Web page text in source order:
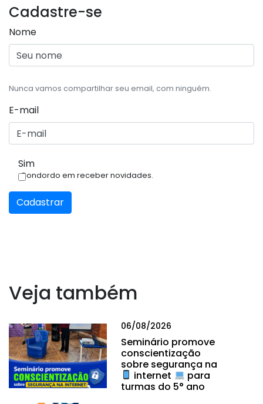
Cadastre-se
Nome
Nunca vamos compartilhar seu email, com ninguém.
E-mail
Sim
Condordo em receber novidades.
Cadastrar
Veja também
06/08/2026
Seminário promove
conscientização
sobre segurança na
internet
para
turmas do 5° ano